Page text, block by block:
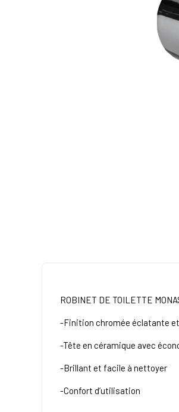
ROBINET DE TOILETTE
-Finition chromée éclatante
-Tête en céramique avec
-Brillant et facile à nettoyer
-Confort d’utilisation